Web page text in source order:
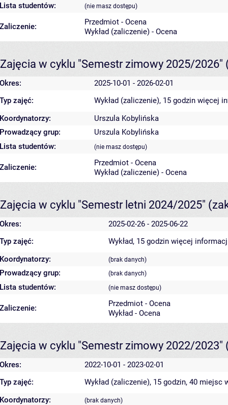
Lista studentów: (nie masz dostępu)
Zaliczenie:
Przedmiot - Ocena
Wykład (zaliczenie) - Ocena
Zajęcia w cyklu "Semestr zimowy 2025/2026"
Okres:
2025-10-01 - 2026-02-01
Typ zajęć:
Wykład (zaliczenie), 15 godzin więcej
Koordynatorzy:
Urszula Kobylińska
Prowadzący grup:
Urszula Kobylińska
Lista studentów:
(nie masz dostępu)
Zaliczenie:
Przedmiot - Ocena
Wykład (zaliczenie) - Ocena
Zajęcia w cyklu "Semestr letni 2024/2025"
Okres:
2025-02-26 - 2025-06-22
Typ zajęć:
Wykład, 15 godzin więcej
Koordynatorzy:
(brak danych)
Prowadzący grup: (brak danych)
Lista studentów: (nie masz dostępu)
Zaliczenie:
Przedmiot - Ocena
Wykład - Ocena
Zajęcia w cyklu "Semestr zimowy 2022/2023"
Okres:
2022-10-01 - 2023-02-01
Typ zajęć:
Wykład (zaliczenie), 15 godzin, 40 miejsc
Koordynatorzy:
(brak danych)